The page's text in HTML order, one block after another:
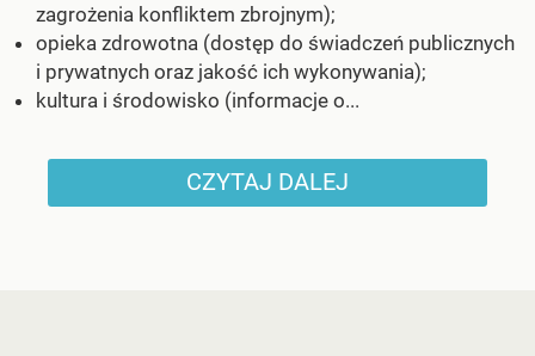
zagrożenia konfliktem zbrojnym);
opieka zdrowotna (dostęp do świadczeń publicznych
i prywatnych oraz jakość ich wykonywania);
kultura i środowisko (informacje o...
CZYTAJ DALEJ